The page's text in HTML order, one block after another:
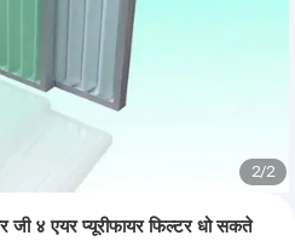
2/2
जी ४ एयर प्यूरीफायर फिल्टर धो सकते